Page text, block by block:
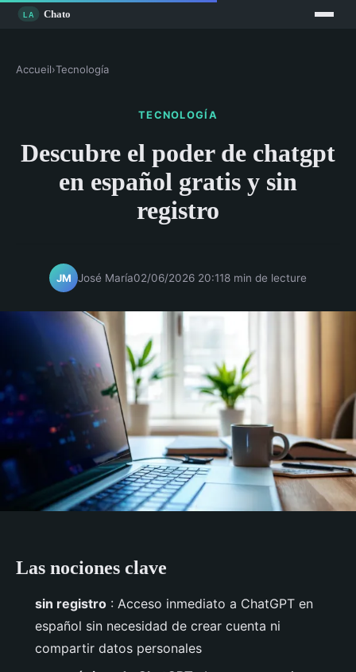
Accueil›Tecnología
TECNOLOGÍA
Descubre el poder de chatgpt
en español gratis y sin
registro
JM José María02/06/2026 20:118 min de lecture
Las nociones clave
sin registro : Acceso inmediato a ChatGPT en
español sin necesidad de crear cuenta ni
compartir datos personales